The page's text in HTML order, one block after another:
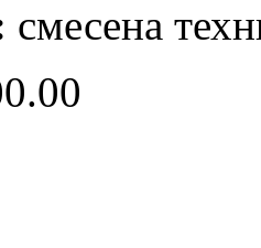
смесена